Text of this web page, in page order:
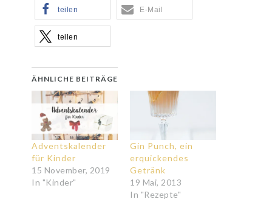
teilen E-Mail
teilen
ÄHNLICHE BEITRÄGE
Adventskalender
für Kinder
15 November, 2019
In "Kinder"
Gin Punch, ein
erquickendes
Getränk
19 Mai, 2013
In "Rezepte"